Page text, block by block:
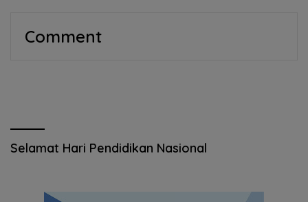
Comment
Selamat Hari Pendidikan Nasional